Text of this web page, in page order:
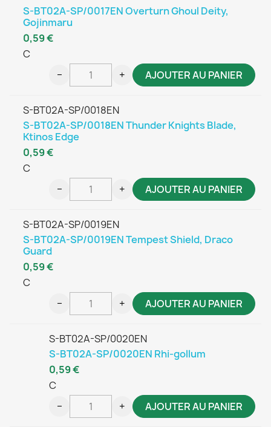
S-BT02A-SP/0017EN Overturn Ghoul Deity,
Gojinmaru
C
0,59 €
− + AJOUTER AU PANIER
S-BT02A-SP/0018EN
S-BT02A-SP/0018EN Thunder Knights Blade,
Ktinos Edge
C
0,59 €
− + AJOUTER AU PANIER
S-BT02A-SP/0019EN
S-BT02A-SP/0019EN Tempest Shield, Draco
Guard
C
0,59 €
− + AJOUTER AU PANIER
S-BT02A-SP/0020EN
S-BT02A-SP/0020EN Rhi-gollum
C
0,59 €
− + AJOUTER AU PANIER